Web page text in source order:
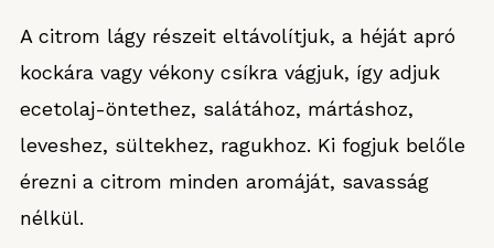
A citrom lágy részeit eltávolítjuk, a héját apró
kockára vagy vékony csíkra vágjuk, így adjuk
ecetolaj-öntethez, salátához, mártáshoz,
leveshez, sültekhez, ragukhoz. Ki fogjuk belőle
érezni a citrom minden aromáját, savasság
nélkül.